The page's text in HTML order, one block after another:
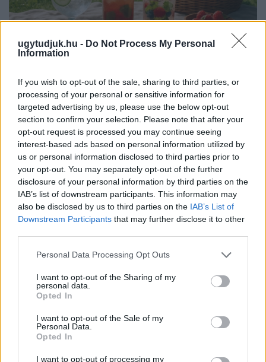
ugytudjuk.hu - Do Not Process My Personal
Information
If you wish to opt-out of the sale, sharing to third parties, or
processing of your personal or sensitive information for
targeted advertising by us, please use the below opt-out
section to confirm your selection. Please note that after your
opt-out request is processed you may continue seeing
interest-based ads based on personal information utilized by
us or personal information disclosed to third parties prior to
your opt-out. You may separately opt-out of the further
disclosure of your personal information by third parties on the
IAB’s list of downstream participants. This information may
also be disclosed by us to third parties on the IAB’s List of
Downstream Participants that may further disclose it to other
Please note that this website/app uses one or more Google
not limited to your visit or usage behaviour. You may click to
grant or deny consent to Google and its third-party tags to
use your data for below specified purposes in below Google
consent section.
Personal Data Processing Opt Outs
I want to opt-out of the Sharing of my
personal data.
Opted In
I want to opt-out of the Sale of my
Personal Data.
Opted In
I want to opt-out of processing my
PIKNIK ITALOK: ÍZEK ÉS ÉLMÉNYEK A SZABADBAN
Ahogy tavaszodik és a nap egyre tovább marad velünk, sokaknak
támad kedve kirándulni a természetbe.
Szólj hozzá!
ÖRÖMHÍR: TÍZ ÉVE NEM VOLT ILYEN ALACSONY AZ